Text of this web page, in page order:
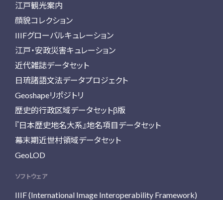
江戸観光案内
顔貌コレクション
IIIFグローバルキュレーション
江戸・安政災害キュレーション
近代雑誌データセット
日琉諸語文法データプロジェクト
Geoshapeリポジトリ
歴史的行政区域データセットβ版
『日本歴史地名大系』地名項目データセット
幕末期近世村領域データセット
GeoLOD
ソフトウェア
IIIF (International Image Interoperability Framework)